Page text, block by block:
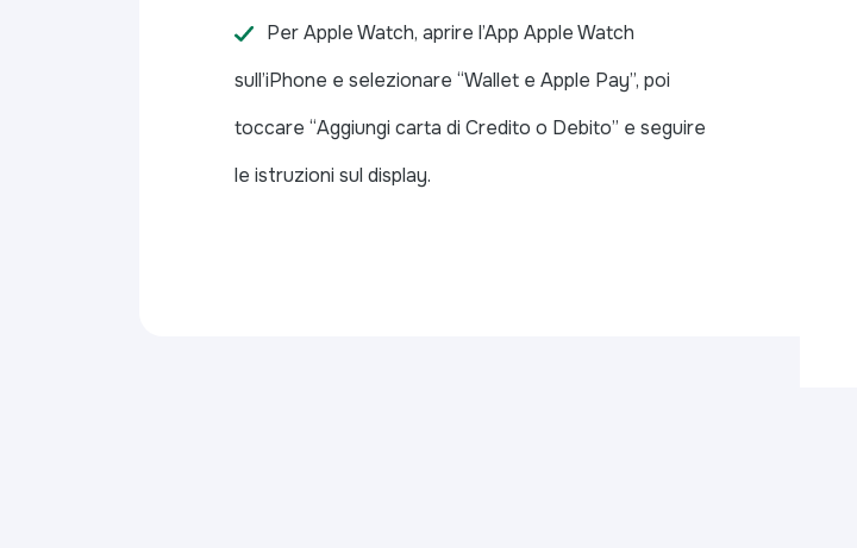
Per Apple Watch, aprire l’App Apple Watch
sull’iPhone e selezionare “Wallet e Apple Pay”, poi
toccare “Aggiungi carta di Credito o Debito” e seguire
le istruzioni sul display.